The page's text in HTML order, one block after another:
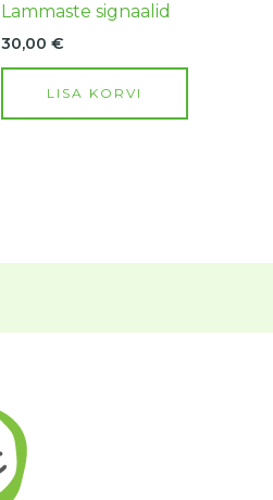
Lammaste signaalid
30,00 €
LISA KORVI